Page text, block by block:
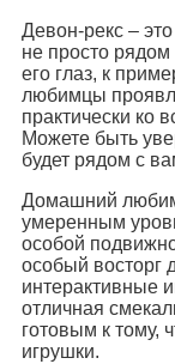
Девон-рекс –
не просто рядом
его глаз, к
любимцы
практически ко
Можете быть
будет рядом с
Домашний
умеренным
особой
особый восторг
интерактивные
отличная
готовым к тому,
игрушки.